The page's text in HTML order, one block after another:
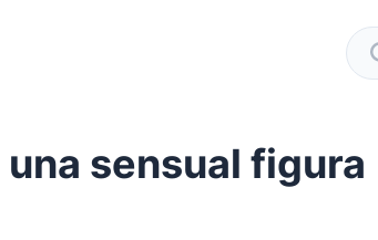
sensual figura